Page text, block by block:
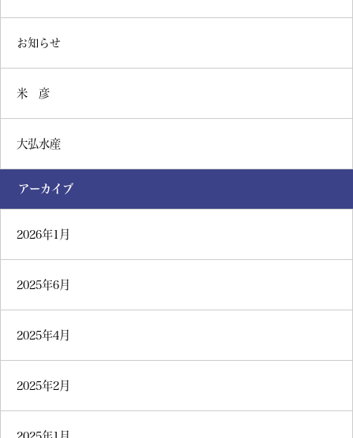
お知らせ
米 彦
大弘水産
アーカイブ
2026年1月
2025年6月
2025年4月
2025年2月